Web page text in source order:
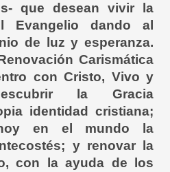
que desean vivir la
Evangelio dando al
de luz y esperanza.
Carismática
con Cristo, Vivo y
la Gracia
identidad cristiana;
en el mundo la
y renovar la
con la ayuda de los